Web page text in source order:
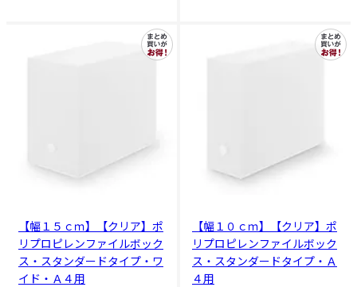
【幅１５ｃｍ】【クリア】ポ
リプロピレンファイルボック
ス・スタンダードタイプ・ワ
イド・Ａ４用
【幅１０ｃｍ】【クリア】ポ
リプロピレンファイルボック
ス・スタンダードタイプ・Ａ
４用